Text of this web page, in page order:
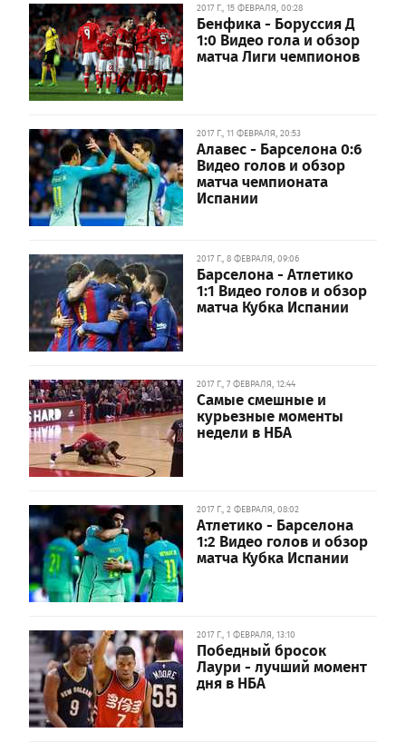
2017 Г., 15 ФЕВРАЛЯ, 00:28
Бенфика - Боруссия Д
1:0 Видео гола и обзор
матча Лиги чемпионов
2017 Г., 11 ФЕВРАЛЯ, 20:53
Алавес - Барселона 0:6
Видео голов и обзор
матча чемпионата
Испании
2017 Г., 8 ФЕВРАЛЯ, 09:06
Барселона - Атлетико
1:1 Видео голов и обзор
матча Кубка Испании
2017 Г., 7 ФЕВРАЛЯ, 12:44
Самые смешные и
курьезные моменты
недели в НБА
2017 Г., 2 ФЕВРАЛЯ, 08:02
Атлетико - Барселона
1:2 Видео голов и обзор
матча Кубка Испании
2017 Г., 1 ФЕВРАЛЯ, 13:10
Победный бросок
Лаури - лучший момент
дня в НБА